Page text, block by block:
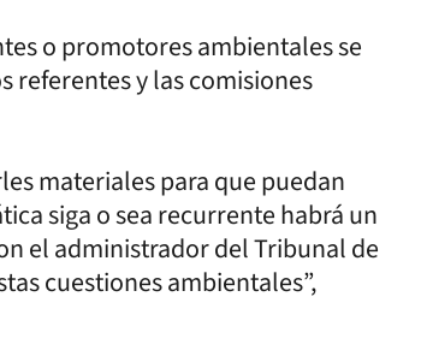
o promotores ambientales se
referentes y las comisiones
materiales para que puedan
siga o sea recurrente habrá un
el administrador del Tribunal de
cuestiones ambientales”,